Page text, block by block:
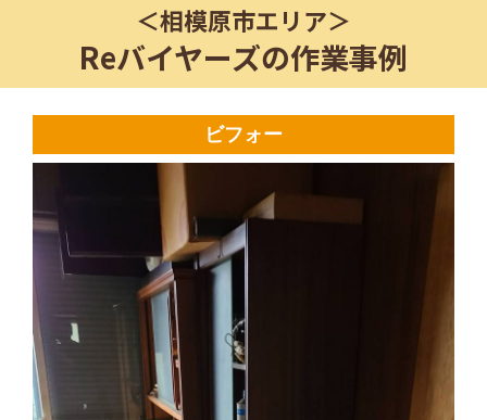
＜相模原市エリア＞
Reバイヤーズの作業事例
ビフォー